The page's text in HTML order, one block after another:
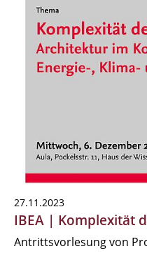
27.11.2023
IBEA | Komplexität
Antrittsvorlesung von